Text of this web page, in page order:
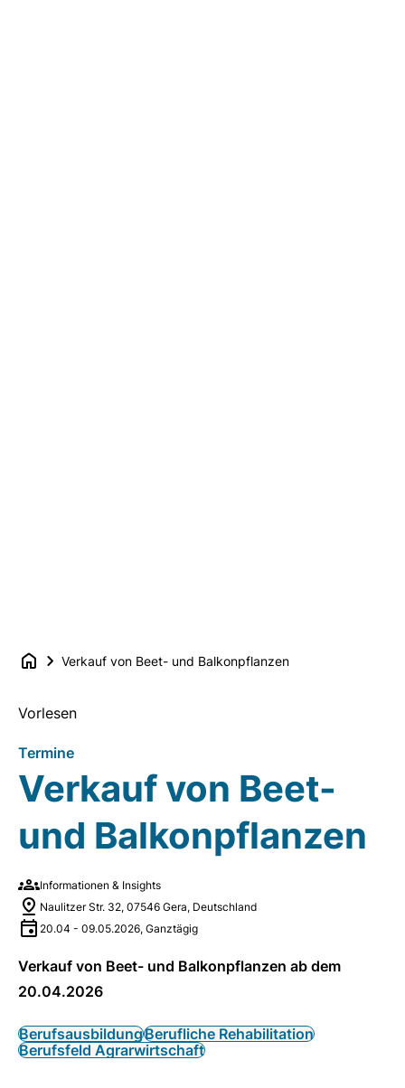
Verkauf von Beet- und Balkonpflanzen
Vorlesen
Termine
Verkauf von Beet-
und Balkonpflanzen
Informationen & Insights
Naulitzer Str. 32, 07546 Gera, Deutschland
20.04 - 09.05.2026, Ganztägig
Verkauf von Beet- und Balkonpflanzen ab dem
20.04.2026
BerufsausbildungBerufliche Rehabilitation
Berufsfeld Agrarwirtschaft